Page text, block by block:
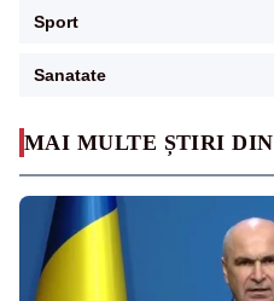
MAI MULTE ȘTIRI DIN
Sport
Sanatate